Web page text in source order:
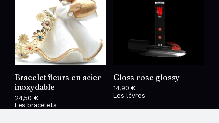
Bracelet fleurs en acier
inoxydable
24,50 €
Les bracelets
Gloss rose glossy
14,90 €
Les lèvres